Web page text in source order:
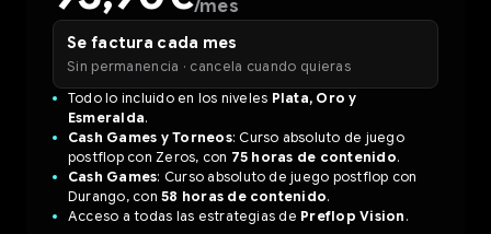
/mes
Se factura cada mes
Sin permanencia · cancela cuando quieras
Todo lo incluido en los niveles Plata, Oro y
Esmeralda.
Cash Games y Torneos: Curso absoluto de juego
postflop con Zeros, con 75 horas de contenido.
Cash Games: Curso absoluto de juego postflop con
Durango, con58 horas de contenido.
Acceso a todas las estrategias de Preflop Vision .